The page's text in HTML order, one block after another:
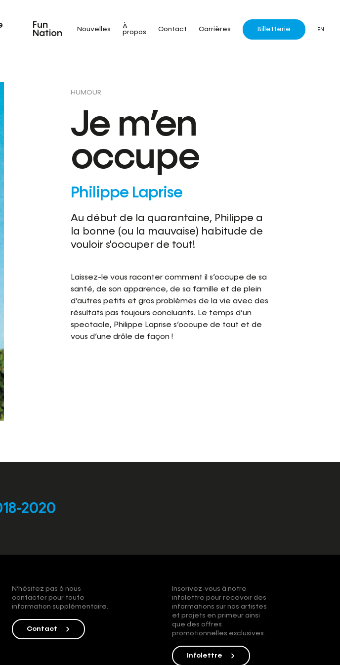
Fun
Nation
Nouvelles
À
propos
Contact Carrières Billetterie EN
HUMOUR
Je m’en
occupe
Philippe Laprise
Au début de la quarantaine, Philippe a
la bonne (ou la mauvaise) habitude de
vouloir s'occuper de tout!
Laissez-le vous raconter comment il s’occupe de sa
santé, de son apparence, de sa famille et de plein
d’autres petits et gros problèmes de la vie avec des
résultats pas toujours concluants. Le temps d’un
spectacle, Philippe Laprise s’occupe de tout et de
vous d’une drôle de façon !
2020
N’hésitez pas à nous
contacter pour toute
information supplémentaire.
Contact
Inscrivez-vous à notre
infolettre pour recevoir des
informations sur nos artistes
et projets en primeur ainsi
que des offres
promotionnelles exclusives.
Infolettre